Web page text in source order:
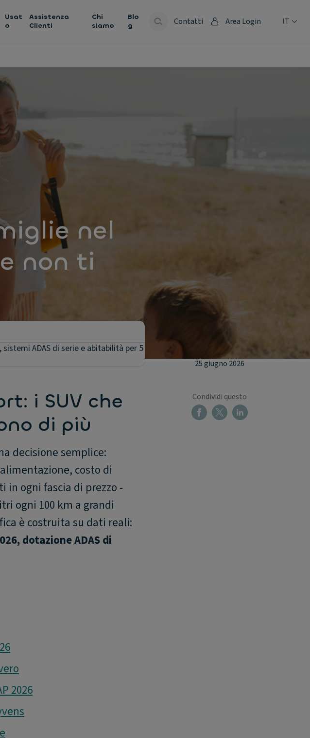
Usat
o
Assistenza
Clienti
Chi
siamo
Blo
g
Contatti Area Login IT
nel
non ti
ADAS di serie e abitabilità per 5
i SUV che
di più
decisione semplice:
costo di
in ogni fascia di prezzo -
ogni 100 km a grandi
è costruita su dati reali:
dotazione ADAS di
2026
25 giugno 2026
Condividi questo